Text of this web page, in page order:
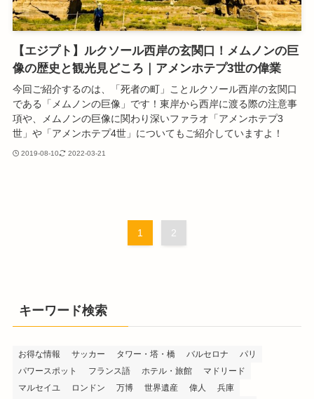
【エジプト】ルクソール西岸の玄関口！メムノンの巨
像の歴史と観光見どころ｜アメンホテプ3世の偉業
今回ご紹介するのは、「死者の町」ことルクソール西岸の玄関口
である「メムノンの巨像」です！東岸から西岸に渡る際の注意事
項や、メムノンの巨像に関わり深いファラオ「アメンホテプ3
世」や「アメンホテプ4世」についてもご紹介していますよ！
2019-08-10 2022-03-21
1 2
キーワード検索
お得な情報 サッカー タワー・塔・橋 バルセロナ
パリ
パワースポット
フランス語 ホテル・旅館
マドリード
マルセイユ
ロンドン 万博 世界遺産 偉人
兵庫